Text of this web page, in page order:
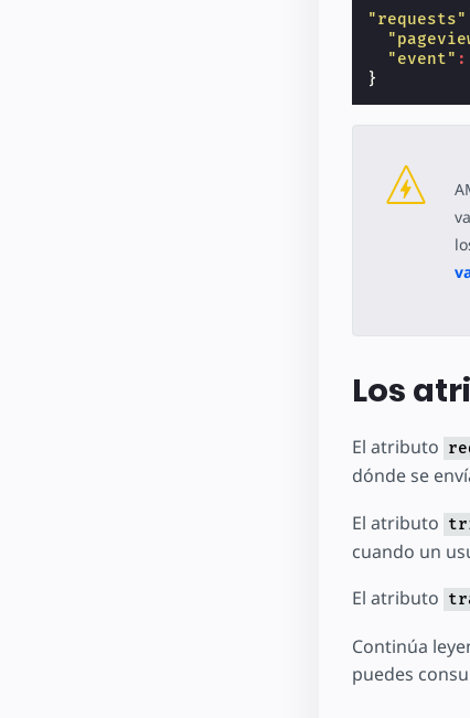
"requests"
"event" :
}
Los
El atributo
dónde se
El atributo
cuando un
El atributo
Continúa
puedes